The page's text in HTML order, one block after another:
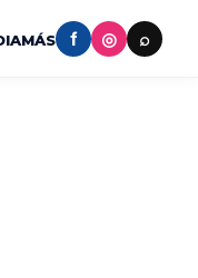
MÁS f ◎ ⌕